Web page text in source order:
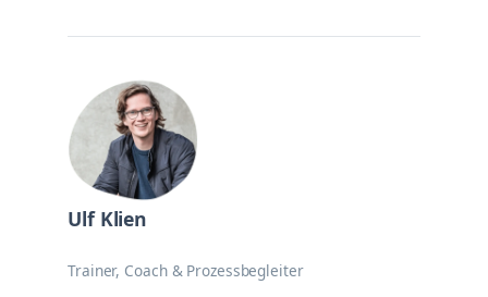
Ulf Klien
Trainer, Coach & Prozessbegleiter